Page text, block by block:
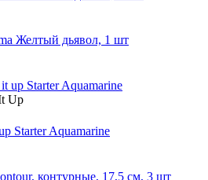
Желтый дьявол, 1 шт
Up
Starter Aquamarine